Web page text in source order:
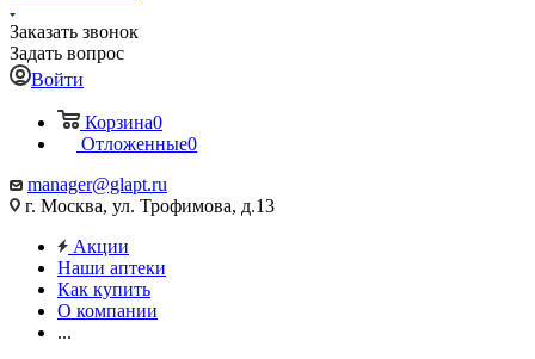
Заказать звонок
Задать вопрос
Войти
Корзина0
Отложенные0
manager@glapt.ru
г. Москва, ул. Трофимова, д.13
Акции
Наши аптеки
Как купить
О компании
...